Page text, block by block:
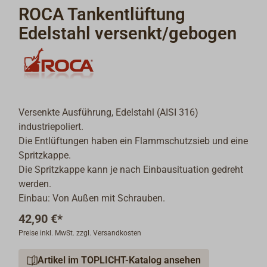
ROCA Tankentlüftung
Edelstahl versenkt/gebogen
Versenkte Ausführung, Edelstahl (AISI 316)
industriepoliert.
Die Entlüftungen haben ein Flammschutzsieb und eine
Spritzkappe.
Die Spritzkappe kann je nach Einbausituation gedreht
werden.
Einbau: Von Außen mit Schrauben.
42,90 €*
Preise inkl. MwSt. zzgl. Versandkosten
Artikel im TOPLICHT-Katalog ansehen